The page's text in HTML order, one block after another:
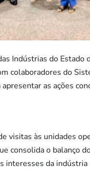
Indústrias do
colaboradores do
as ações
visitas às unidades
consolida o balanço
interesses da